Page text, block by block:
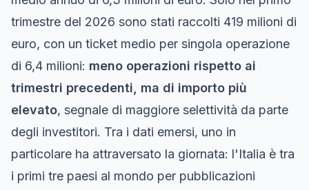
trimestre del 2026 sono stati raccolti 419 milioni di
euro, con un ticket medio per singola operazione
di 6,4 milioni: meno operazioni rispetto ai
trimestri precedenti, ma di importo più
elevato, segnale di maggiore selettività da parte
degli investitori. Tra i dati emersi, uno in
particolare ha attraversato la giornata: l'Italia è tra
i primi tre paesi al mondo per pubblicazioni